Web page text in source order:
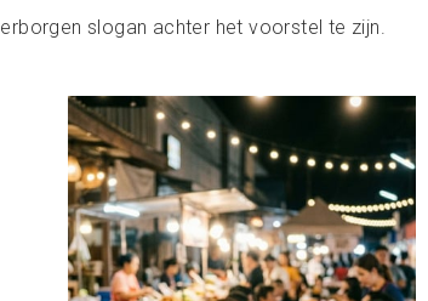
slogan achter het voorstel te zijn.